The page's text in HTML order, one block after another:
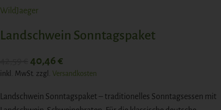
WildJaeger
Landschwein Sonntagspaket
40,46 €
inkl. MwSt. zzgl. Versandkosten
Landschwein Sonntagspaket – traditionelles Sonntagsessen mit